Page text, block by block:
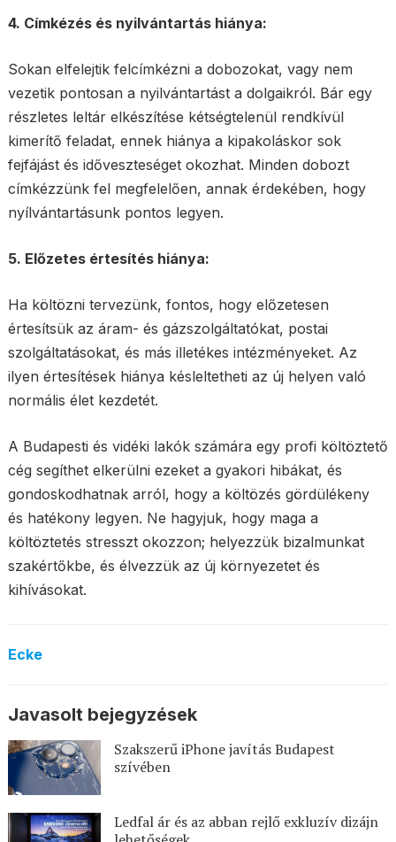
4. Címkézés és nyilvántartás hiánya:
Sokan elfelejtik felcímkézni a dobozokat, vagy nem
vezetik pontosan a nyilvántartást a dolgaikról. Bár egy
részletes leltár elkészítése kétségtelenül rendkívül
kimerítő feladat, ennek hiánya a kipakoláskor sok
fejfájást és időveszteséget okozhat. Minden dobozt
címkézzünk fel megfelelően, annak érdekében, hogy
nyílvántartásunk pontos legyen.
5. Előzetes értesítés hiánya:
Ha költözni tervezünk, fontos, hogy előzetesen
értesítsük az áram- és gázszolgáltatókat, postai
szolgáltatásokat, és más illetékes intézményeket. Az
ilyen értesítések hiánya késleltetheti az új helyen való
normális élet kezdetét.
A Budapesti és vidéki lakók számára egy profi költöztető
cég segíthet elkerülni ezeket a gyakori hibákat, és
gondoskodhatnak arról, hogy a költözés gördülékeny
és hatékony legyen. Ne hagyjuk, hogy maga a
költöztetés stresszt okozzon; helyezzük bizalmunkat
szakértőkbe, és élvezzük az új környezetet és
kihívásokat.
Ecke
Javasolt bejegyzések
Szakszerű iPhone javítás Budapest
szívében
Ledfal ár és az abban rejlő exkluzív dizájn